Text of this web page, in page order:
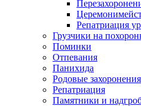
Репатриация
Грузчики на
Поминки
Отпевания
Панихида
Родовые захоронения
Репатриация
Памятники и